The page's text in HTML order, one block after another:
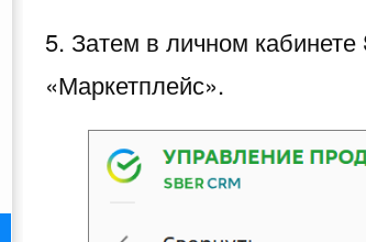
5. Затем в личном
«Маркетплейс».